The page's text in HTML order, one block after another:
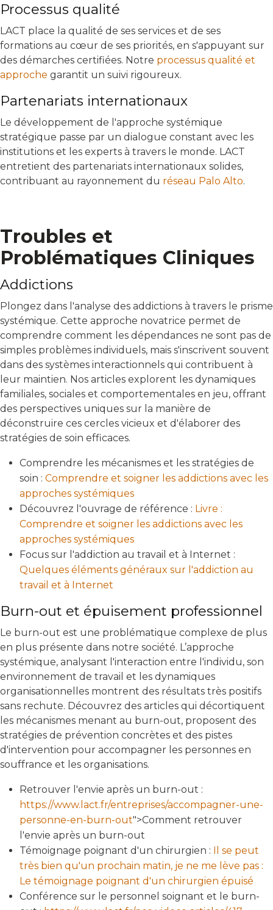
Processus qualité
LACT place la qualité de ses services et de ses
formations au cœur de ses priorités, en s'appuyant sur
des démarches certifiées. Notre processus qualité et
approche garantit un suivi rigoureux.
Partenariats internationaux
Le développement de l'approche systémique
stratégique passe par un dialogue constant avec les
institutions et les experts à travers le monde. LACT
entretient des partenariats internationaux solides,
contribuant au rayonnement du réseau Palo Alto.
Troubles et
Problématiques Cliniques
Addictions
Plongez dans l'analyse des addictions à travers le prisme
systémique. Cette approche novatrice permet de
comprendre comment les dépendances ne sont pas de
simples problèmes individuels, mais s'inscrivent souvent
dans des systèmes interactionnels qui contribuent à
leur maintien. Nos articles explorent les dynamiques
familiales, sociales et comportementales en jeu, offrant
des perspectives uniques sur la manière de
déconstruire ces cercles vicieux et d'élaborer des
stratégies de soin efficaces.
Comprendre les mécanismes et les stratégies de
soin : Comprendre et soigner les addictions avec les
approches systémiques
Découvrez l'ouvrage de référence : Livre :
Comprendre et soigner les addictions avec les
approches systémiques
Focus sur l'addiction au travail et à Internet :
Quelques éléments généraux sur l'addiction au
travail et à Internet
Burn-out et épuisement professionnel
Le burn-out est une problématique complexe de plus
en plus présente dans notre société. L’approche
systémique, analysant l'interaction entre l'individu, son
environnement de travail et les dynamiques
organisationnelles montrent des résultats très positifs
sans rechute. Découvrez des articles qui décortiquent
les mécanismes menant au burn-out, proposent des
stratégies de prévention concrètes et des pistes
d'intervention pour accompagner les personnes en
souffrance et les organisations.
Retrouver l'envie après un burn-out :
https://www.lact.fr/entreprises/accompagner-une-
personne-en-burn-out">Comment retrouver
l'envie après un burn-out
Témoignage poignant d'un chirurgien :
Il se peut
très bien qu'un prochain matin, je ne me lève pas :
Le témoignage poignant d'un chirurgien épuisé
Conférence sur le personnel soignant et le burn-